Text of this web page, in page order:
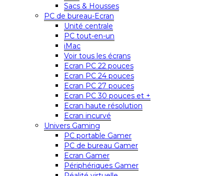
Sacs & Housses
PC de bureau-Ecran
Unité centrale
PC tout-en-un
iMac
Voir tous les écrans
Ecran PC 22 pouces
Ecran PC 24 pouces
Ecran PC 27 pouces
Ecran PC 30 pouces et +
Ecran haute résolution
Ecran incurvé
Univers Gaming
PC portable Gamer
PC de bureau Gamer
Ecran Gamer
Périphériques Gamer